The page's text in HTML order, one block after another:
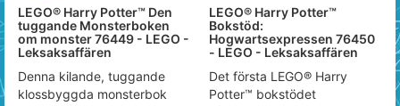
LEGO® Harry Potter™ Den
tuggande Monsterboken
om monster 76449 - LEGO -
Leksaksaffären
Denna kilande, tuggande
klossbyggda monsterbok
LEGO® Harry Potter™
Bokstöd:
Hogwartsexpressen 76450
- LEGO - Leksaksaffären
Det första LEGO® Harry
Potter™ bokstödet